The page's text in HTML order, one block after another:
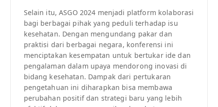
Selain itu, ASGO 2024 menjadi platform kolaborasi
bagi berbagai pihak yang peduli terhadap isu
kesehatan. Dengan mengundang pakar dan
praktisi dari berbagai negara, konferensi ini
menciptakan kesempatan untuk bertukar ide dan
pengalaman dalam upaya mendorong inovasi di
bidang kesehatan. Dampak dari pertukaran
pengetahuan ini diharapkan bisa membawa
perubahan positif dan strategi baru yang lebih